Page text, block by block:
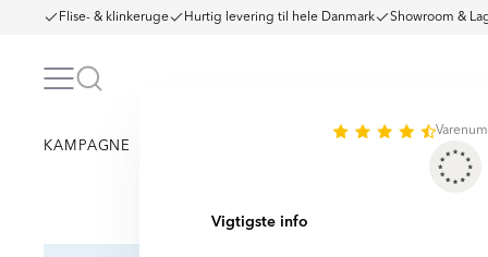
Flise- & klinkeruge Hurtig levering til hele Danmark Showroom &
KAMPAGNE
Vigtigste info